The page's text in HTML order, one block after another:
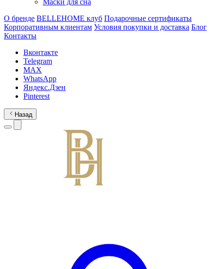
Маски для сна
О бренде BELLEHOME клуб Подарочные сертификаты
Корпоративным клиентам Условия покупки и доставка Блог
Контакты
Вконтакте
Telegram
MAX
WhatsApp
Яндекс.Дзен
Pinterest
Назад